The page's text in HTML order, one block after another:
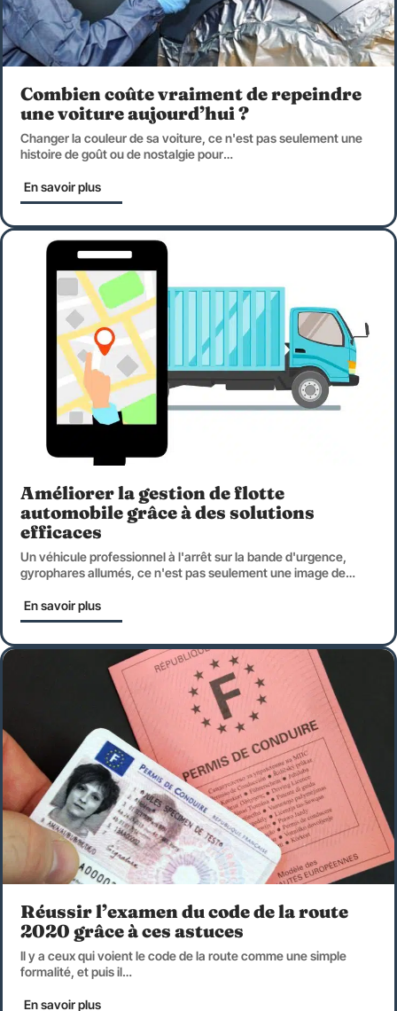
Combien coûte vraiment de repeindre
une voiture aujourd’hui ?
Changer la couleur de sa voiture, ce n'est pas seulement une
histoire de goût ou de nostalgie pour…
En savoir plus
Améliorer la gestion de flotte
automobile grâce à des solutions
efficaces
Un véhicule professionnel à l'arrêt sur la bande d'urgence,
gyrophares allumés, ce n'est pas seulement une image de…
En savoir plus
Réussir l’examen du code de la route
2020 grâce à ces astuces
Il y a ceux qui voient le code de la route comme une simple
formalité, et puis il…
En savoir plus